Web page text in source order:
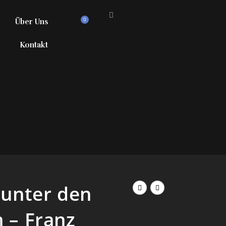
Über Uns
Kontakt
0
den
– Franz